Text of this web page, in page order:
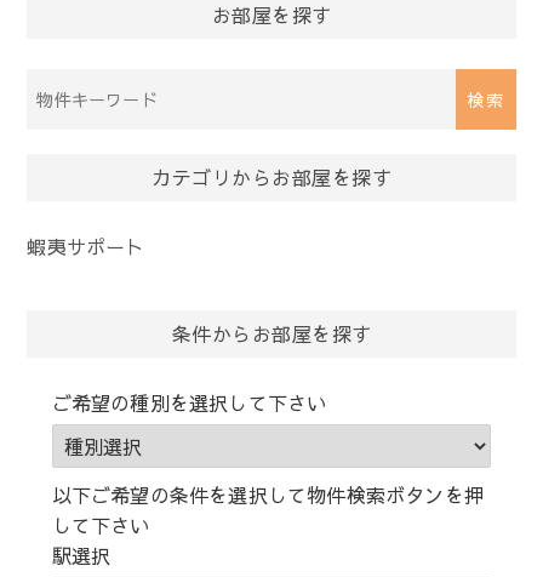
お部屋を探す
件
カテゴリからお部屋を探す
蝦夷サポート
条件からお部屋を探す
ご希望の種別を選択して下さい
以下ご希望の条件を選択して物件検索ボタンを押
して下さい
駅選択